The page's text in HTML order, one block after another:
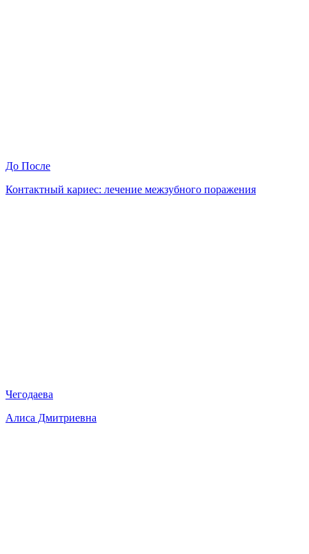
До После
Контактный кариес: лечение межзубного поражения
Чегодаева
Алиса Дмитриевна